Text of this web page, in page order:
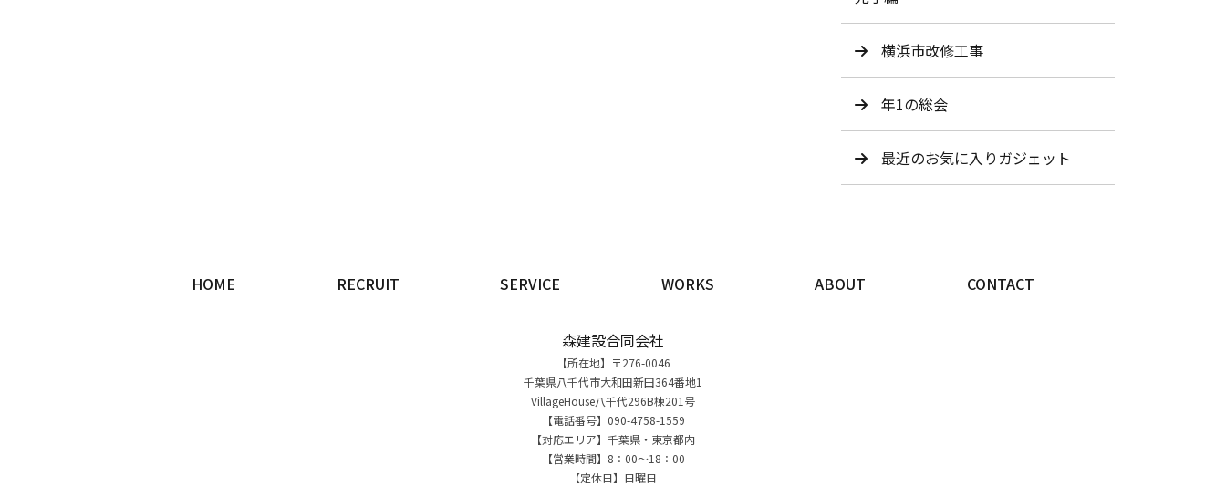
横浜市改修工事
年1の総会
最近のお気に入りガジェット
HOME RECRUIT SERVICE WORKS ABOUT CONTACT
森建設合同会社
【所在地】〒276-0046
千葉県八千代市大和田新田364番地1
VillageHouse八千代296B棟201号
【電話番号】090-4758-1559
【対応エリア】千葉県・東京都内
【営業時間】8：00～18：00
【定休日】日曜日